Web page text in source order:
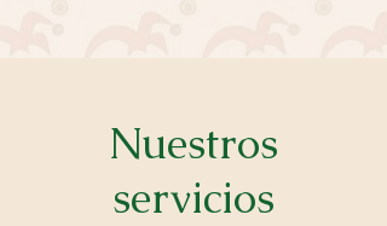
Nuestros
servicios